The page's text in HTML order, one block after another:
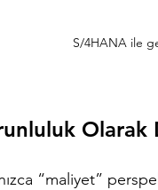
S/4HANA ile
Olarak
“maliyet”